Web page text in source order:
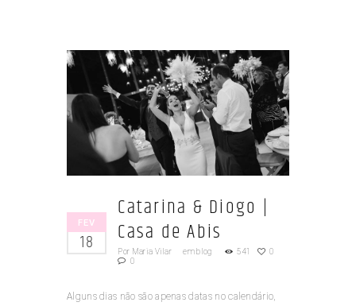
FEV
18
Catarina & Diogo |
Casa de Abis
Por Maria Vilar emblog 541
0
0
Alguns dias não são apenas datas no calendário,